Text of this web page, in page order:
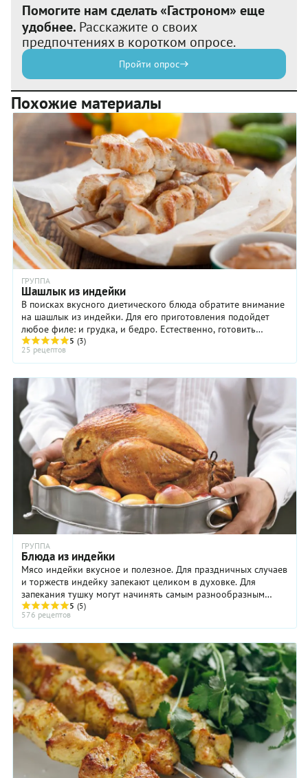
Помогите нам сделать «Гастроном» еще
удобнее. Расскажите о своих
предпочтениях в коротком опросе.
Пройти опрос
Похожие материалы
ГРУППА
Шашлык из индейки
В поисках вкусного диетического блюда обратите внимание
на шашлык из индейки. Для его приготовления подойдет
любое филе: и грудка, и бедро. Естественно, готовить
шашлык придется по-разному. Грудка, в ...
5 (3)
25 рецептов
ГРУППА
Блюда из индейки
Мясо индейки вкусное и полезное. Для праздничных случаев
и торжеств индейку запекают целиком в духовке. Для
запекания тушку могут начинять самым разнообразным
фаршем, используя свежие овощи и специи. ...
5 (5)
576 рецептов